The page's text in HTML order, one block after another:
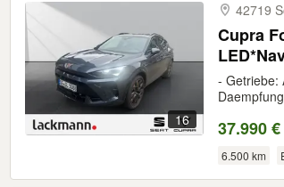
16
42719
Cupra
- Getriebe:
37.990 €
6.500 km